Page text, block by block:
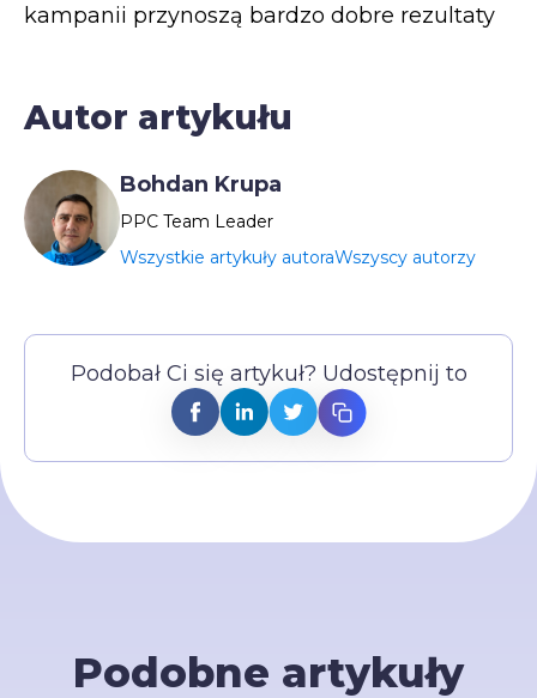
kampanii przynoszą bardzo dobre rezultaty
Autor artykułu
Bohdan Krupa
РРС Team Leader
Wszystkie artykuły autoraWszyscy autorzy
Podobał Ci się artykuł? Udostępnij to
Podobne artykuły